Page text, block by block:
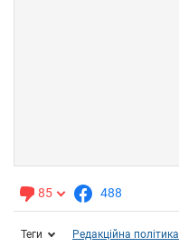
85 488
Теги Редакційна політика